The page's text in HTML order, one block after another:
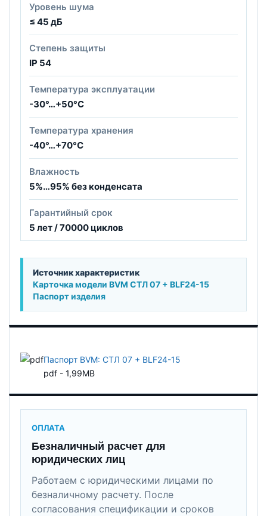
Уровень шума
≤ 45 дБ
Степень защиты
IP 54
Температура эксплуатации
-30°…+50°С
Температура хранения
-40°…+70°С
Влажность
5%…95% без конденсата
Гарантийный срок
5 лет / 70000 циклов
Источник характеристик
Карточка модели BVM СТЛ 07 + BLF24-15
Паспорт изделия
Паспорт BVM: СТЛ 07 + BLF24-15
pdf - 1,99MB
ОПЛАТА
Безналичный расчет для
юридических лиц
Работаем с юридическими лицами по
безналичному расчету. После
согласования спецификации и сроков